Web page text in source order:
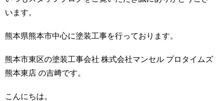
います。
熊本県熊本市中心に塗装工事を行っております。
熊本市東区の塗装工事会社 株式会社マンセル プロタイムズ
熊本東店 の吉﨑です。
こんにちは。